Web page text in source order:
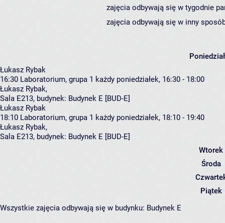
zajęcia odbywają się w tygodnie
zajęcia odbywają się w inny
Łukasz Rybak
16:30 Laboratorium, grupa 1 każdy poniedziałek, 16:30 - 18:00
Łukasz Rybak,
Sala E213, budynek: Budynek E [BUD-E]
Łukasz Rybak
18:10 Laboratorium, grupa 1 każdy poniedziałek, 18:10 - 19:40
Łukasz Rybak,
Sala E213, budynek: Budynek E [BUD-E]
Wtorek
Środa
Piątek
Wszystkie zajęcia odbywają się w budynku: Budynek E